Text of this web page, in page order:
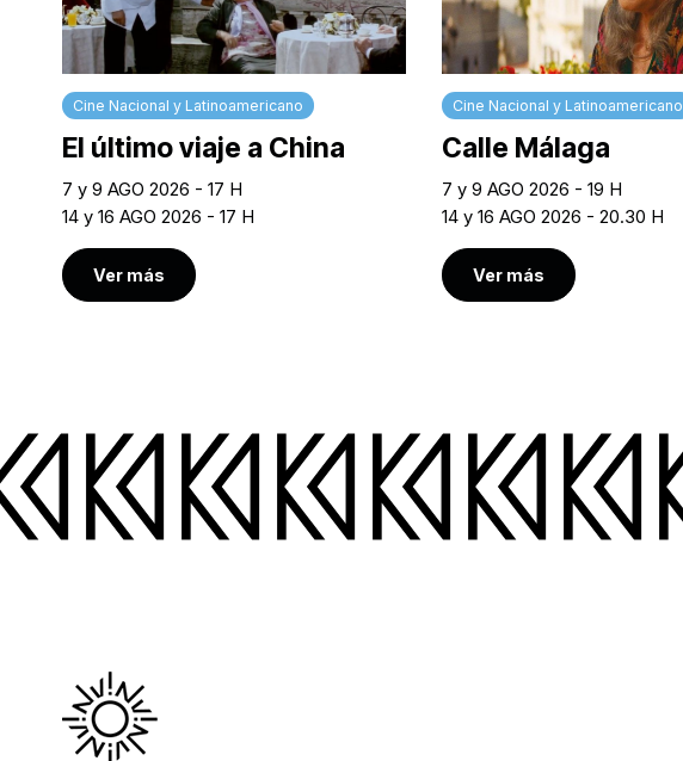
Cine Nacional y Latinoamericano
El último viaje a China
7 y 9 AGO 2026 - 17 H
14 y 16 AGO 2026 - 17 H
Ver más
Cine Nacional y Latinoamericano
Calle Málaga
7 y 9 AGO 2026 - 19 H
14 y 16 AGO 2026 - 20.30 H
Ver más